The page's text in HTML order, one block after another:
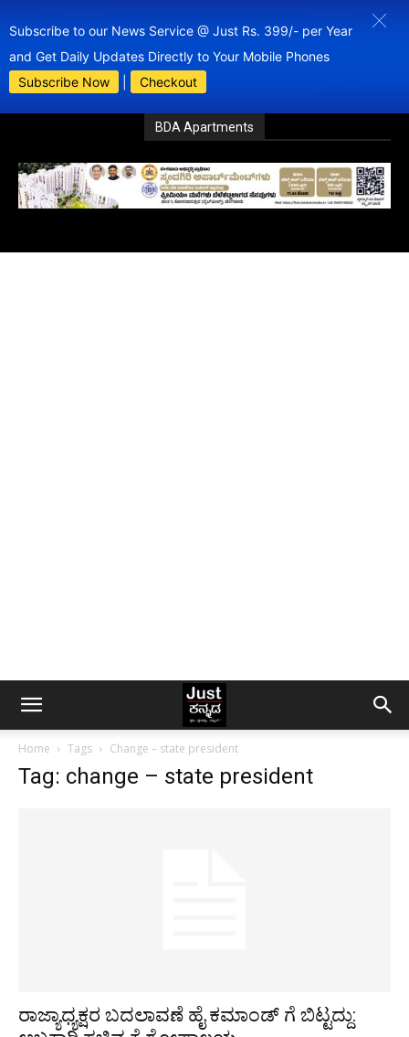
Subscribe to our News Service @ Just Rs. 399/- per Year
and Get Daily Updates Directly to Your Mobile Phones
Subscribe Now
Checkout
BDA Apartments
Home Tags Change – state president
Tag: change – state president
ರಾಜ್ಯಾಧ್ಯಕ್ಷರ ಬದಲಾವಣೆ ಹೈ ಕಮಾಂಡ್ ಗೆ ಬಿಟ್ಟದ್ದು: